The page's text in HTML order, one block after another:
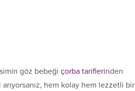
göz bebeği çorba tariflerinden
hem kolay hem lezzetli bir